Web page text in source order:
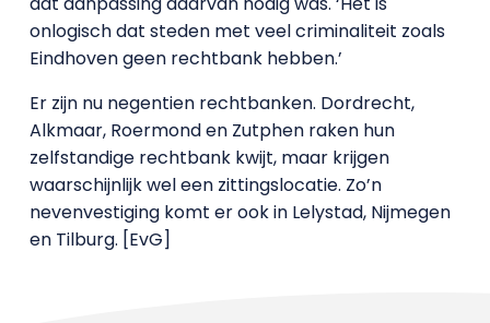
onlogisch dat steden met veel criminaliteit zoals
Eindhoven geen rechtbank hebben.’
Er zijn nu negentien rechtbanken. Dordrecht,
Alkmaar, Roermond en Zutphen raken hun
zelfstandige rechtbank kwijt, maar krijgen
waarschijnlijk wel een zittingslocatie. Zo’n
nevenvestiging komt er ook in Lelystad, Nijmegen
en Tilburg. [EvG]